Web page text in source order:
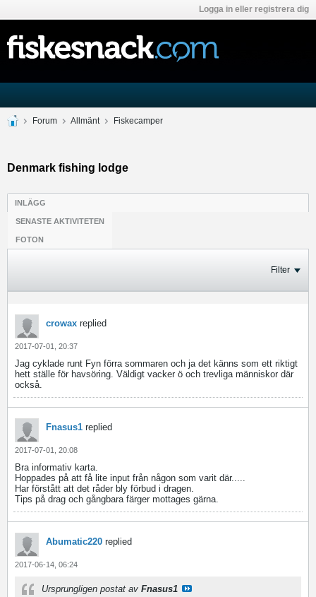
Logga in eller registrera dig
Forum Allmänt Fiskecamper
Denmark fishing lodge
INLÄGG
SENASTE AKTIVITETEN
FOTON
Filter
crowax replied
2017-07-01, 20:37
Jag cyklade runt Fyn förra sommaren och ja det känns som ett riktigt
hett ställe för havsöring. Väldigt vacker ö och trevliga människor där
också.
Fnasus1 replied
2017-07-01, 20:08
Bra informativ karta.
Hoppades på att få lite input från någon som varit där.....
Har förstått att det råder bly förbud i dragen.
Tips på drag och gångbara färger mottages gärna.
Abumatic220 replied
2017-06-14, 06:24
Ursprungligen postat av Fnasus1